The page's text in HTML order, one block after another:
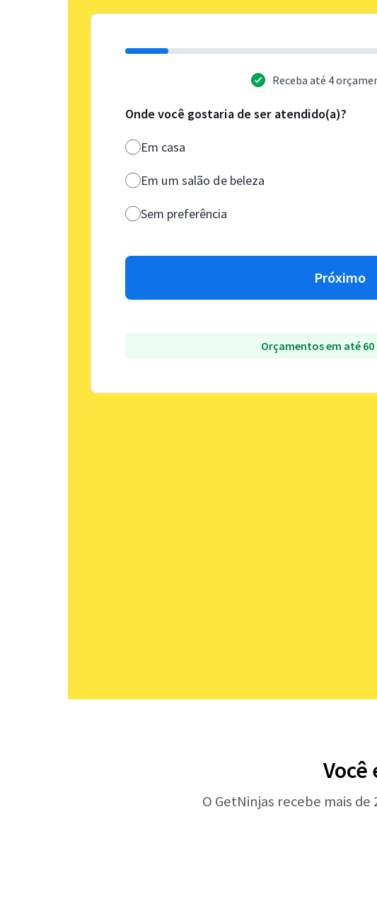
Receba até 4
Onde você gostaria de ser atendido(a)?
Em casa
Em um salão de beleza
Sem preferência
Próximo
Orçamentos em até
Você
O GetNinjas recebe mais